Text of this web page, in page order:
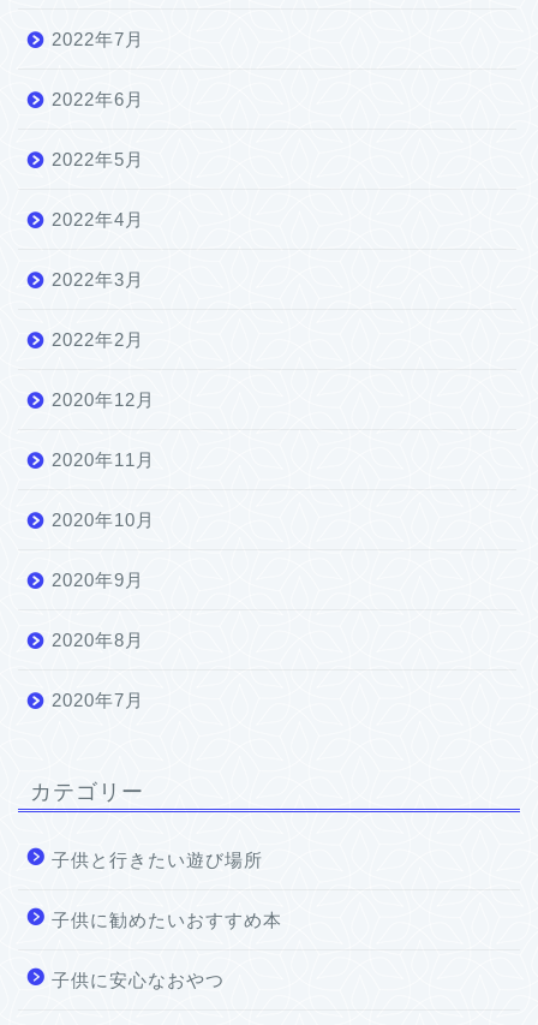
2022年7月
2022年6月
2022年5月
2022年4月
2022年3月
2022年2月
2020年12月
2020年11月
2020年10月
2020年9月
2020年8月
2020年7月
カテゴリー
子供と行きたい遊び場所
子供に勧めたいおすすめ本
子供に安心なおやつ